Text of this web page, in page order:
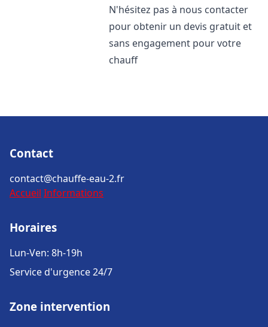
N'hésitez pas à nous contacter
pour obtenir un devis gratuit et
sans engagement pour votre
chauff
Contact
contact@chauffe-eau-2.fr
Accueil Informations
Horaires
Lun-Ven: 8h-19h
Service d'urgence 24/7
Zone intervention